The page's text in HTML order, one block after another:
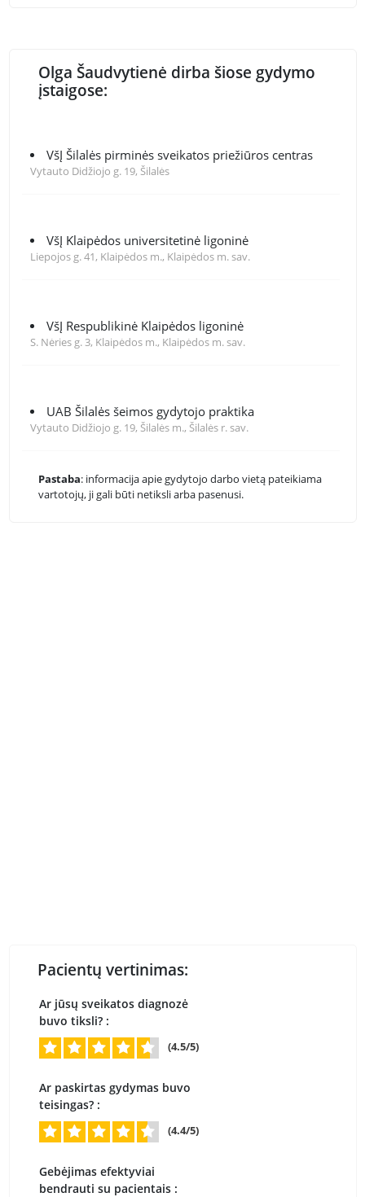
Olga Šaudvytienė dirba šiose gydymo
įstaigose:
VšĮ Šilalės pirminės sveikatos priežiūros centras
Vytauto Didžiojo g. 19, Šilalės
VšĮ Klaipėdos universitetinė ligoninė
Liepojos g. 41, Klaipėdos m., Klaipėdos m. sav.
VšĮ Respublikinė Klaipėdos ligoninė
S. Nėries g. 3, Klaipėdos m., Klaipėdos m. sav.
UAB Šilalės šeimos gydytojo praktika
Vytauto Didžiojo g. 19, Šilalės m., Šilalės r. sav.
Pastaba: informacija apie gydytojo darbo vietą pateikiama
vartotojų, ji gali būti netiksli arba pasenusi.
Pacientų vertinimas:
Ar jūsų sveikatos diagnozė
buvo tiksli? :
(4.5/5)
Ar paskirtas gydymas buvo
teisingas? :
(4.4/5)
Gebėjimas efektyviai
bendrauti su pacientais :